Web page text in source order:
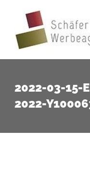
springen
2022-03-15-
2022-